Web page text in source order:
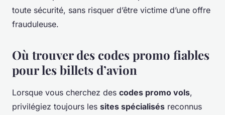
toute sécurité, sans risquer d’être victime d’une offre
frauduleuse.
Où trouver des codes promo fiables
pour les billets d’avion
Lorsque vous cherchez des codes promo vols,
privilégiez toujours les sites spécialisés reconnus